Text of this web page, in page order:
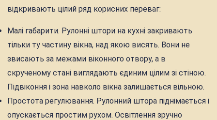
відкривають цілий ряд корисних переваг:
Малі габарити. Рулонні штори на кухні закривають
тільки ту частину вікна, над якою висять. Вони не
звисають за межами віконного отвору, а в
скрученому стані виглядають єдиним цілим зі стіною.
Підвіконня і зона навколо вікна залишається вільною.
Простота регулювання. Рулонний штора піднімається і
опускається простим рухом. Освітлення зручно